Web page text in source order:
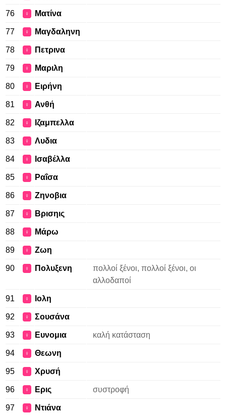
76 ♀ Ματίνα
77 ♀ Μαγδαληνη
78 ♀ Πετρινα
79 ♀ Μαριλη
80 ♀ Ειρήνη
81 ♀ Ανθή
82 ♀ Ιζαμπελλα
83 ♀ Λυδια
84 ♀ Ισαβέλλα
85 ♀ Ραΐσα
86 ♀ Ζηνοβια
87 ♀ Βρισηις
88 ♀ Μάρω
89 ♀ Ζωη
90 ♀ Πολυξενη
πολλοί ξένοι, πολλοί ξένοι, οι
αλλοδαποί
91 ♀ Ιολη
92 ♀ Σουσάνα
93 ♀ Ευνομια καλή κατάσταση
94 ♀ Θεωνη
95 ♀ Χρυσή
96 ♀ Ερις συστροφή
97 ♀ Ντιάνα